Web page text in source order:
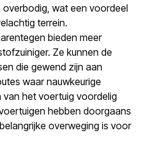
wat een voordeel
terrein.
bieden meer
Ze kunnen de
die gewend zijn aan
waar nauwkeurige
het voertuig voordelig
hebben doorgaans
overweging is voor